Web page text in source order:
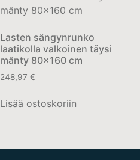
Lasten sängynrunko
laatikolla valkoinen täysi
mänty 80×160 cm
248,97 €
Lisää ostoskoriin